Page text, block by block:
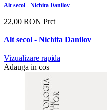
Alt secol - Nichita Danilov
22,00 RON Pret
Alt secol - Nichita Danilov
Vizualizare rapida
Adauga in cos